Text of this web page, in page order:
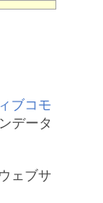
ブコモ
データ
ェブサ